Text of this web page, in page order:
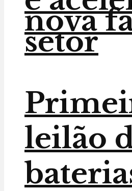
nova
setor
leilão